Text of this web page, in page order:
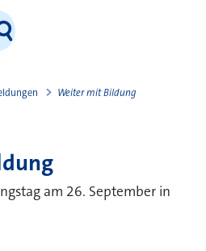
Weiter mit Bildung
am 26. September in